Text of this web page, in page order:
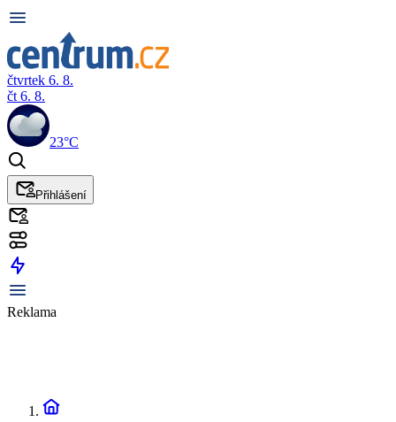
čtvrtek 6. 8.
čt 6. 8.
23°C
Přihlášení
Reklama